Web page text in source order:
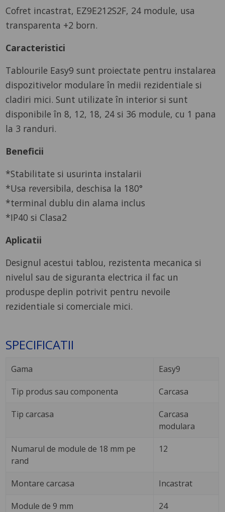
Cofret incastrat, EZ9E212S2F, 24 module, usa
transparenta +2 born.
Caracteristici
Tablourile Easy9 sunt proiectate pentru instalarea
dispozitivelor modulare în medii rezidentiale si
cladiri mici. Sunt utilizate în interior si sunt
disponibile în 8, 12, 18, 24 si 36 module, cu 1 pana
la 3 randuri.
Beneficii
*Stabilitate si usurinta instalarii
*Usa reversibila, deschisa la 180°
*terminal dublu din alama inclus
*IP40 si Clasa2
Aplicatii
Designul acestui tablou, rezistenta mecanica si
nivelul sau de siguranta electrica il fac un
produspe deplin potrivit pentru nevoile
rezidentiale si comerciale mici.
SPECIFICATII
Gama Easy9
Tip produs sau componenta Carcasa
Tip carcasa
Carcasa
modulara
Numarul de module de 18 mm pe
rand
12
Montare carcasa Incastrat
Module de 9 mm 24